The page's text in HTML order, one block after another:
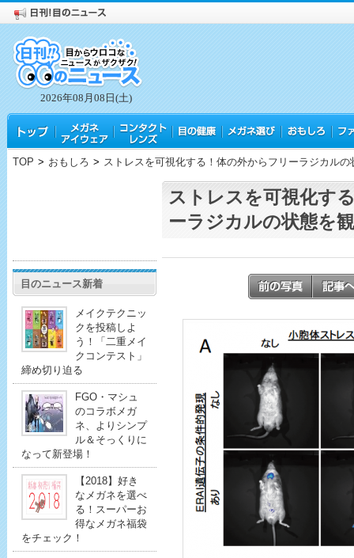
2026年08月08日(土)
TOP > おもしろ > ストレスを可視化する！体の外からフリーラジカルの
目のニュース新着
メイクテクニッ
クを投稿しよ
う！「二重メイ
クコンテスト」
締め切り迫る
FGO・マシュ
のコラボメガ
ネ、よりシンプ
ル＆そっくりに
なって新登場！
【2018】好き
なメガネを選べ
る！スーパーお
得なメガネ福袋
をチェック！
ストレスを可視化す
ーラジカルの状態を